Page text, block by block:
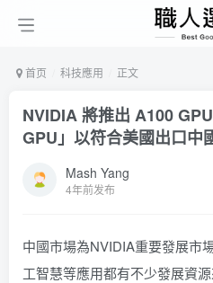
首页 科技應用 正文
NVIDIA 將推出 A100
GPU」以符合美國出口中
Mash Yang
4年前发布
中國市場為NVIDIA重要發展市
工智慧等應用都有不少發展資